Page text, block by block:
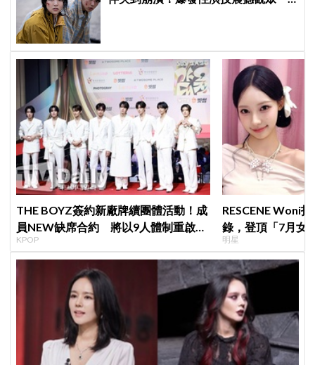
THE BOYZ簽約新廠牌續團體活動！成
員NEW缺席合約 將以9人體制重啟新
篇章
KPOP
RESCENE Woni
錄，登頂「7月女
榜」！魔性迷因
傳、逆襲Melon第
明星